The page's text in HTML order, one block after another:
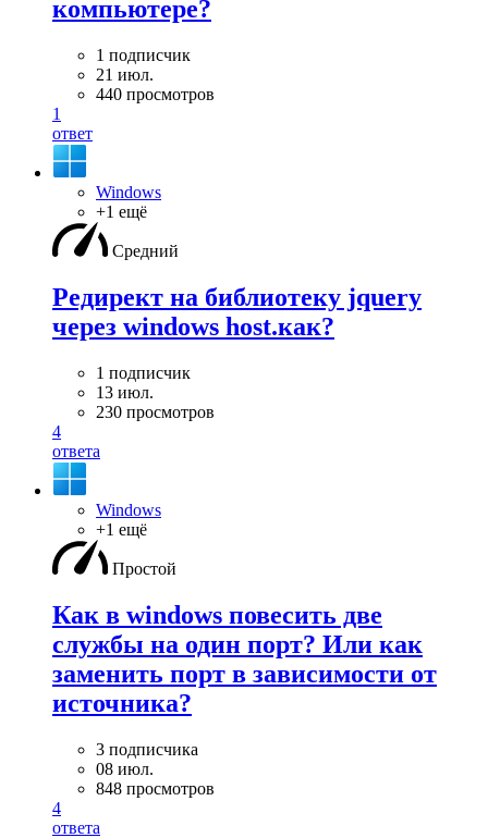
компьютере?
1 подписчик
21 июл.
440 просмотров
1
ответ
Windows
+1 ещё
Средний
Редирект на библиотеку jquery
через windows host.как?
1 подписчик
13 июл.
230 просмотров
4
ответа
Windows
+1 ещё
Простой
Как в windows повесить две
службы на один порт? Или как
заменить порт в зависимости от
источника?
3 подписчика
08 июл.
848 просмотров
4
ответа